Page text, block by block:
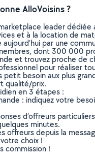
AlloVoisins ?
leader dédiée
et à la location de
par une
dont 300 000
et trouvez proche de
pour réaliser
petit besoin aux plus
qualité/prix.
en 3 étapes :
: indiquez votre
d’offreurs
minutes.
offreurs depuis la
choix !
commission !